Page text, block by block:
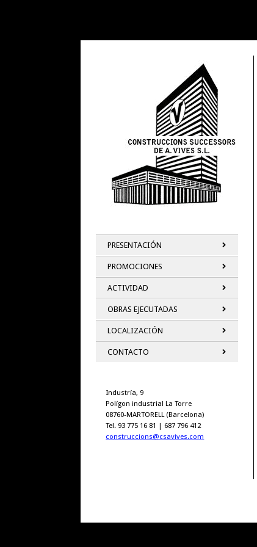
PRESENTACIÓN
PROMOCIONES
ACTIVIDAD
OBRAS EJECUTADAS
LOCALIZACIÓN
CONTACTO
Industría, 9
Polígon industrial La Torre
08760-MARTORELL (Barcelona)
Tel. 93 775 16 81 | 687 796 412
construccions@csavives.com